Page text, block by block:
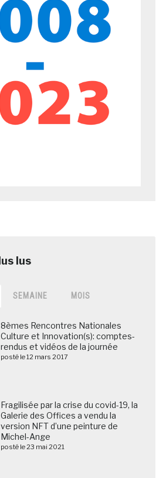
SEMAINE MOIS
8èmes Rencontres Nationales
Culture et Innovation(s): comptes-
rendus et vidéos de la journée
posté le 12 mars 2017
Fragilisée par la crise du covid-19, la
Galerie des Offices a vendu la
version NFT d’une peinture de
Michel-Ange
posté le 23 mai 2021